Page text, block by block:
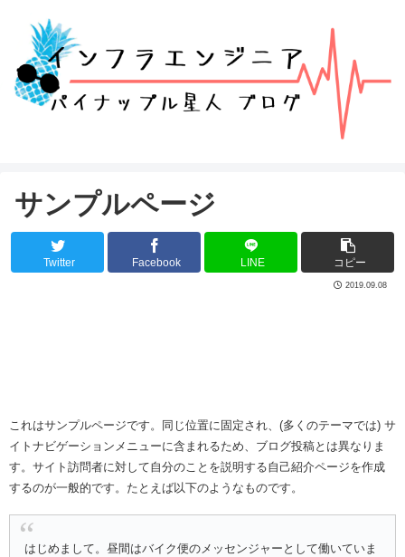
サンプルページ
Twitter Facebook LINE コピー
2019.09.08
これはサンプルページです。同じ位置に固定され、(多くのテーマでは) サ
イトナビゲーションメニューに含まれるため、ブログ投稿とは異なりま
す。サイト訪問者に対して自分のことを説明する自己紹介ページを作成
するのが一般的です。たとえば以下のようなものです。
はじめまして。昼間はバイク便のメッセンジャーとして働いていま